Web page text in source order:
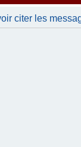
citer les